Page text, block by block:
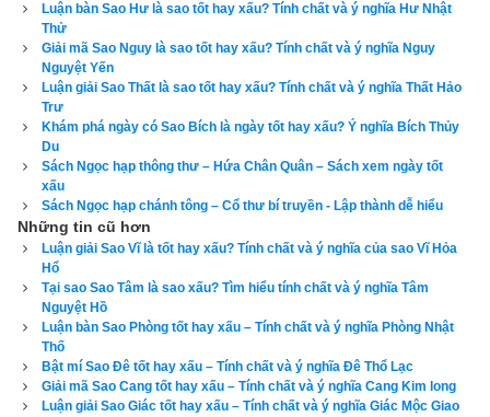
Nguy;
Xem ngày xuất hành theo lịch Khổng Minh
Xem ngày theo Thông thư, ngọc hạp chánh tông
Phép xem ngày tốt xấu theo Kinh Kim Phù (Cửu Tinh): Ngày
Yểu Tinh
Ngày Hoặc Tinh Ngày Hòa Đao Ngày Sát Cống
Ngày Trực Tinh, Ngày Quẻ Mộc
Chuyên, Ngày Lập Tảo
Xem ngày tốt xấu theo kinh dịch dựa trên lập quẻ mai hoa dịch
số
Lịch vạn niên của xemvm.com là phần mềm lịch vạn niên
nhất hiện nay đưa ra đầy đủ kết quả và luận giải về tất cả các
Luận bàn Sao Hư là sao tốt hay xấu? Tính chất và ý nghĩa Hư Nhật
Thử
Giải mã Sao Nguy là sao tốt hay xấu? Tính chất và ý nghĩa Nguy
Nguyệt Yến
Luận giải Sao Thất là sao tốt hay xấu? Tính chất và ý nghĩa Thất Hảo
Trư
Khám phá ngày có Sao Bích là ngày tốt hay xấu? Ý nghĩa Bích Thủy
Du
Sách Ngọc hạp thông thư – Hứa Chân Quân – Sách xem ngày tốt
xấu
Sách Ngọc hạp chánh tông – Cổ thư bí truyền - Lập thành dễ hiểu
Những tin cũ hơn
Luận giải Sao Vĩ là tốt hay xấu? Tính chất và ý nghĩa của sao Vĩ Hỏa
Hổ
Tại sao Sao Tâm là sao xấu? Tìm hiểu tính chất và ý nghĩa Tâm
Nguyệt Hồ
Luận bàn Sao Phòng tốt hay xấu – Tính chất và ý nghĩa Phòng Nhật
Thố
Bật mí Sao Đê tốt hay xấu – Tính chất và ý nghĩa Đê Thổ Lạc
Giải mã Sao Cang tốt hay xấu – Tính chất và ý nghĩa Cang Kim long
Luận giải Sao Giác tốt hay xấu – Tính chất và ý nghĩa Giác Mộc Giao